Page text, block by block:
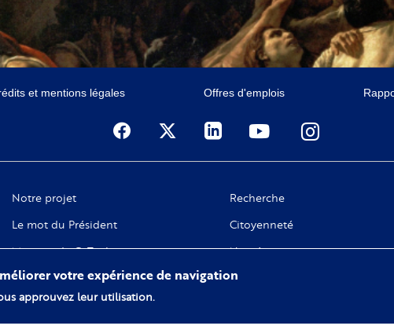
et mentions légales Offres d'emplois
Notre projet
Le mot du Président
Message de C. Taubira
Notre gouvernance
Collectivités fondatrices
Recherche
Citoyenneté
Numérique
votre expérience de navigation
approuvez leur utilisation.